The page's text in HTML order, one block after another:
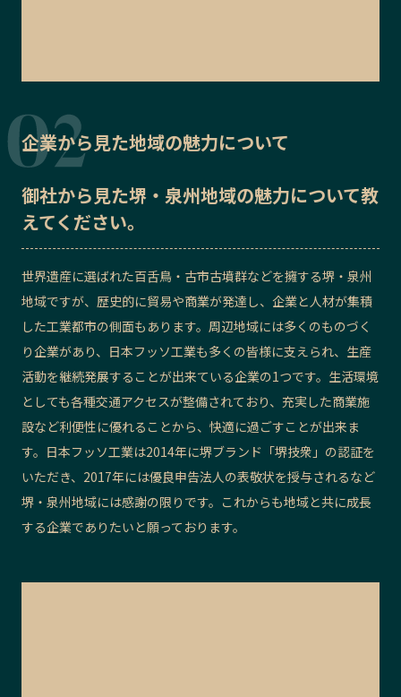
企業から見た地域の魅力について
御社から見た堺・泉州地域の魅力について教
えてください。
世界遺産に選ばれた百舌鳥・古市古墳群などを擁する堺・泉州
地域ですが、歴史的に貿易や商業が発達し、企業と人材が集積
した工業都市の側面もあります。周辺地域には多くのものづく
り企業があり、日本フッソ工業も多くの皆様に支えられ、生産
活動を継続発展することが出来ている企業の1つです。生活環境
としても各種交通アクセスが整備されており、充実した商業施
設など利便性に優れることから、快適に過ごすことが出来ま
す。日本フッソ工業は2014年に堺ブランド「堺技衆」の認証を
いただき、2017年には優良申告法人の表敬状を授与されるなど
堺・泉州地域には感謝の限りです。これからも地域と共に成長
する企業でありたいと願っております。